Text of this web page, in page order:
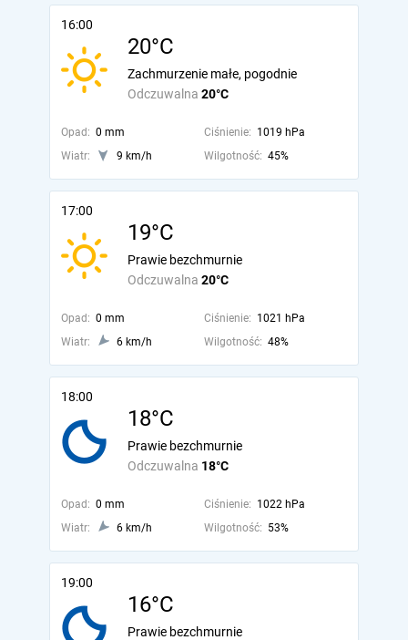
16:00
20°C
Odczuwalna 20°C
Zachmurzenie małe, pogodnie
Opad: 0 mm Ciśnienie: 1019 hPa
Wiatr:
9 km/h Wilgotność: 45%
17:00
19°C
Odczuwalna 20°C
Prawie bezchmurnie
Opad: 0 mm Ciśnienie: 1021 hPa
Wiatr:
6 km/h Wilgotność: 48%
18:00
18°C
Odczuwalna 18°C
Prawie bezchmurnie
Opad: 0 mm Ciśnienie: 1022 hPa
Wiatr:
6 km/h Wilgotność: 53%
19:00
16°C
Prawie bezchmurnie